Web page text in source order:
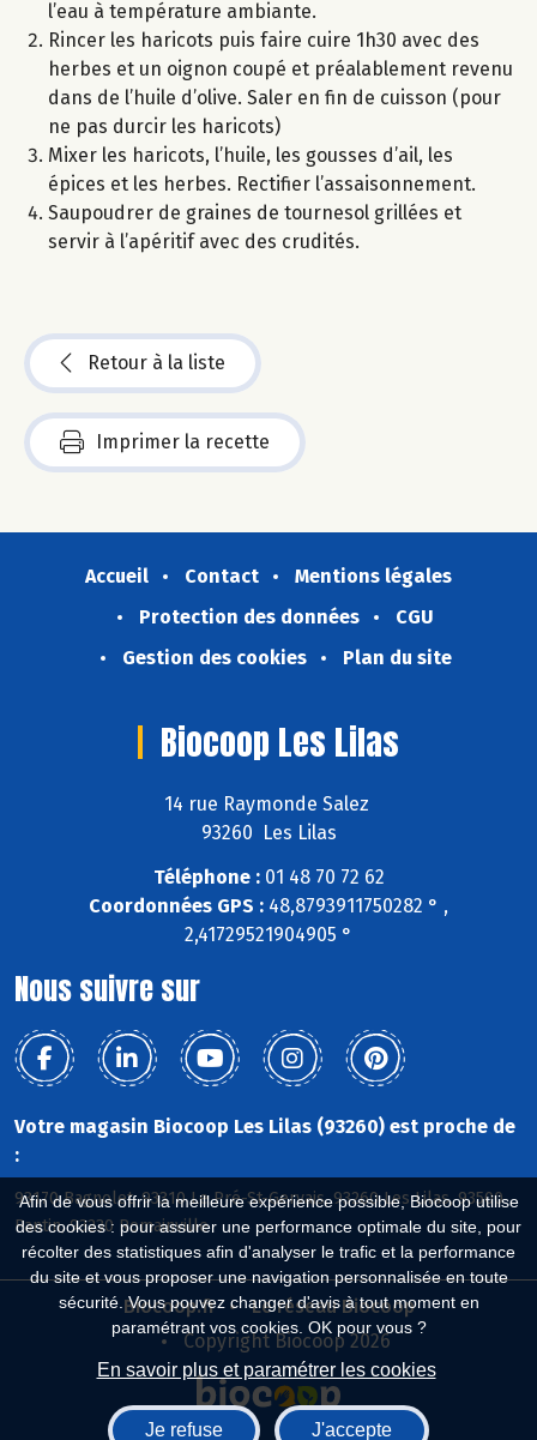
Afin de vous offrir la meilleure expérience possible, Biocoop utilise
des cookies : pour assurer une performance optimale du site, pour
récolter des statistiques afin d'analyser le trafic et la performance
du site et vous proposer une navigation personnalisée en toute
sécurité. Vous pouvez changer d'avis à tout moment en
paramétrant vos cookies. OK pour vous ?
En savoir plus et paramétrer les cookies
Je refuse J'accepte
l’eau à température ambiante.
Rincer les haricots puis faire cuire 1h30 avec des
herbes et un oignon coupé et préalablement revenu
dans de l’huile d’olive. Saler en fin de cuisson (pour
ne pas durcir les haricots)
Mixer les haricots, l’huile, les gousses d’ail, les
épices et les herbes. Rectifier l’assaisonnement.
Saupoudrer de graines de tournesol grillées et
servir à l’apéritif avec des crudités.
Retour à la liste
Imprimer la recette
Accueil Contact
Mentions légales
Protection des données
CGU
Gestion des cookies
Plan du site
Biocoop Les Lilas
14 rue Raymonde Salez
93260 Les Lilas
Téléphone :01 48 70 72 62
Coordonnées GPS : 48,8793911750282 ° ,
2,41729521904905 °
Nous suivre sur
Votre magasin Biocoop Les Lilas (93260) est proche de
:
93170 Bagnolet, 93310 Le Pré-St-Gervais, 93260 Les Lilas, 93500
Pantin, 93230 Romainville
Biocoop.fr
Le réseau Biocoop
Copyright Biocoop 2026